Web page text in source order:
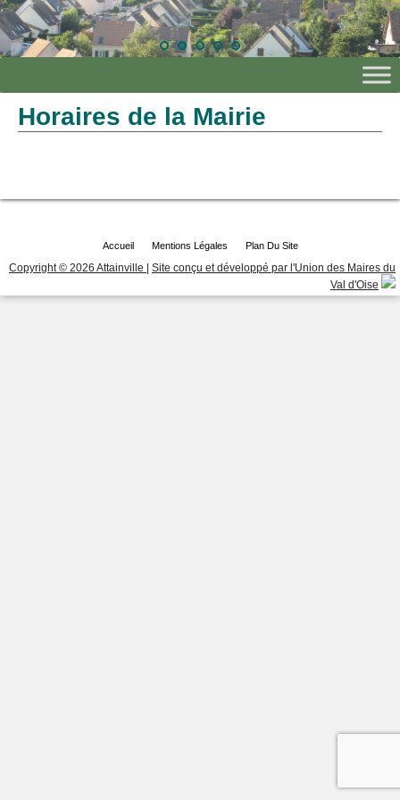
Horaires de la Mairie
Accueil Mentions Légales Plan Du Site
Copyright © 2026 Attainville | Site conçu et développé par l'Union des Maires du
Val d'Oise